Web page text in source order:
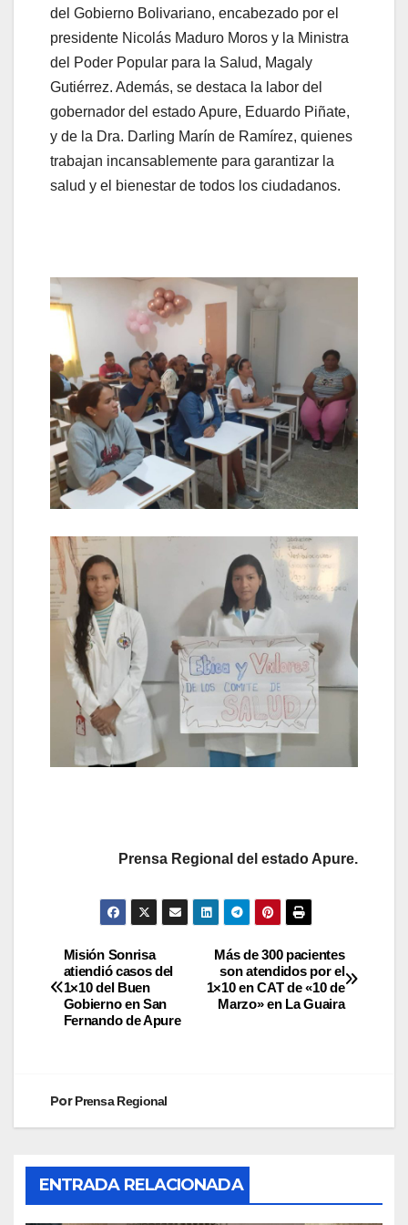
del Gobierno Bolivariano, encabezado por el
presidente Nicolás Maduro Moros y la Ministra
del Poder Popular para la Salud, Magaly
Gutiérrez. Además, se destaca la labor del
gobernador del estado Apure, Eduardo Piñate,
y de la Dra. Darling Marín de Ramírez, quienes
trabajan incansablemente para garantizar la
salud y el bienestar de todos los ciudadanos.
Prensa Regional del estado Apure.
Más de 300 pacientes
son atendidos por el
1×10 en CAT de «10 de
Marzo» en La Guaira
Misión Sonrisa
atiendió casos del
1×10 del Buen
Gobierno en San
Fernando de Apure
PorPrensa Regional
ENTRADA RELACIONADA